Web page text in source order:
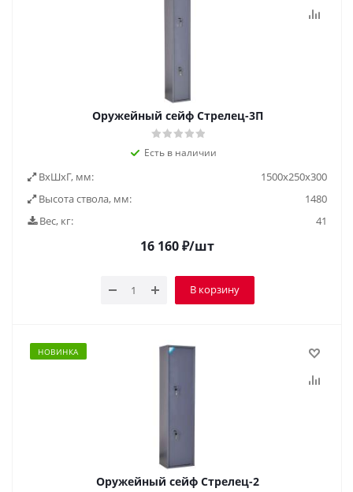
Оружейный сейф Стрелец-3П
Есть в наличии
ВxШxГ, мм:
1500x250x300
Высота ствола, мм:
1480
Вес, кг:
41
16 160₽/шт
В корзину
НОВИНКА
Оружейный сейф Стрелец-2